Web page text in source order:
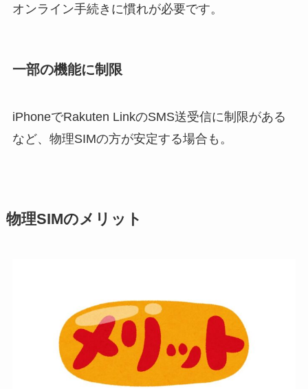
オンライン手続きに慣れが必要です。
一部の機能に制限
iPhoneでRakuten LinkのSMS送受信に制限がある
など、物理SIMの方が安定する場合も。
物理SIMのメリット